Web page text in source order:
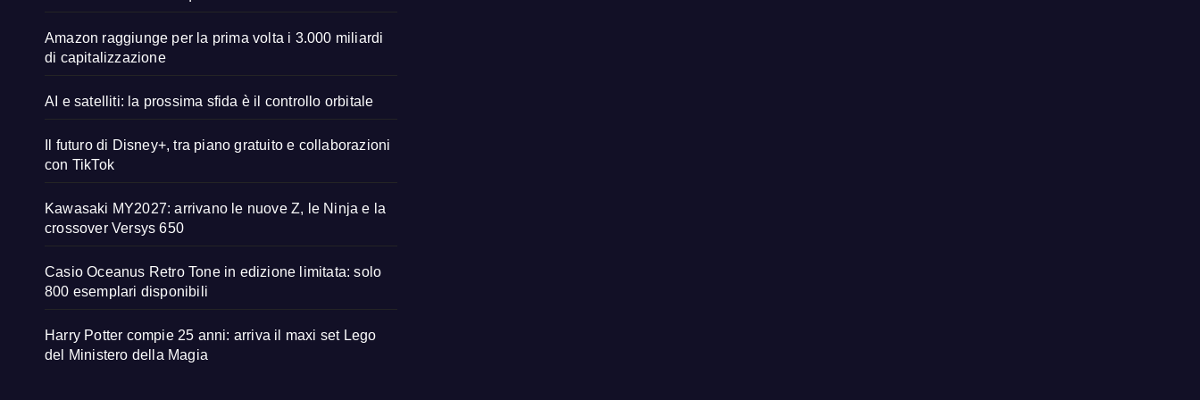
Amazon raggiunge per la prima volta i 3.000 miliardi
di capitalizzazione
AI e satelliti: la prossima sfida è il controllo orbitale
Il futuro di Disney+, tra piano gratuito e collaborazioni
con TikTok
Kawasaki MY2027: arrivano le nuove Z, le Ninja e la
crossover Versys 650
Casio Oceanus Retro Tone in edizione limitata: solo
800 esemplari disponibili
Harry Potter compie 25 anni: arriva il maxi set Lego
del Ministero della Magia